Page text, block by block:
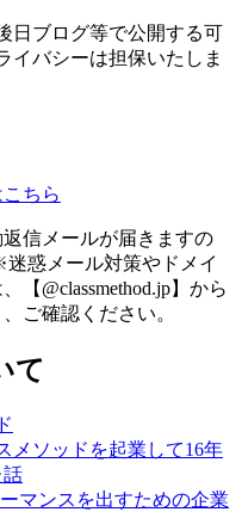
日ブログ等で公開する可
イバシーは担保いたしま
ちら
信メールが届きますの
惑メール対策やドメイ
【@classmethod.jp】から
ご確認ください。
て
メソッドを起業して16年
話
マンスを出すための企業